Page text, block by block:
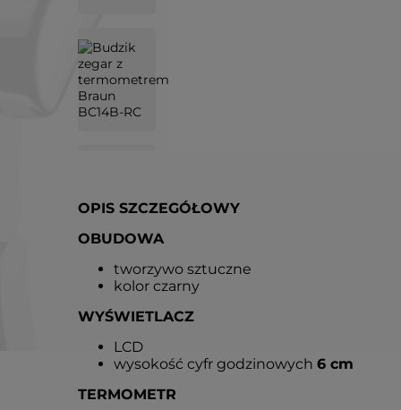
OPIS SZCZEGÓŁOWY
OBUDOWA
tworzywo sztuczne
kolor czarny
WYŚWIETLACZ
LCD
wysokość cyfr godzinowych 6 cm
TERMOMETR